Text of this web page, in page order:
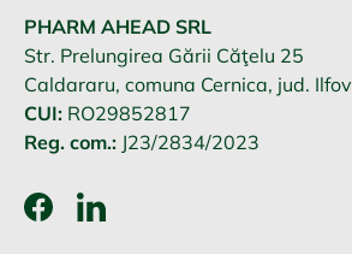
PHARM AHEAD SRL
Str. Prelungirea Gării Căţelu 25
Caldararu, comuna Cernica, jud. Ilfov
CUI: RO29852817
Reg. com.: J23/2834/2023
FacebookLinkedIn